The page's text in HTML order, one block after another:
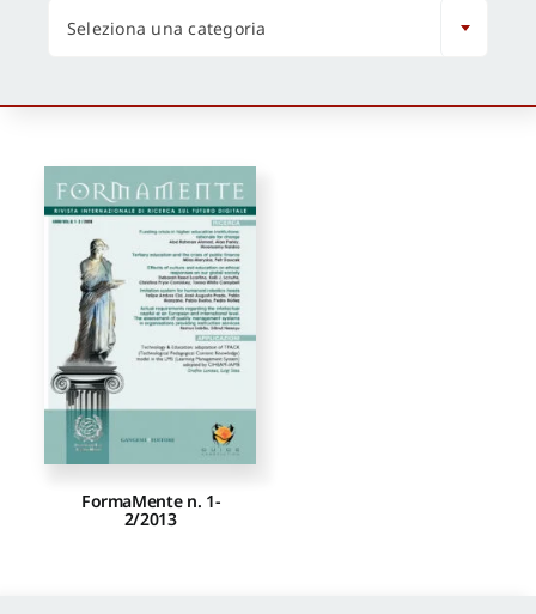
CONSIP / MEPA / ANVUR / CINECA
Autori
Proposte di pubblicazione
Gangemi Editore
Newsletter
FormaMente n. 1-
2/2013
Seleziona una categoria